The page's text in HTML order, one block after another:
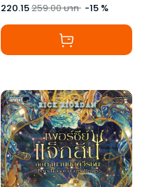
220.15259.00บาท -15 %